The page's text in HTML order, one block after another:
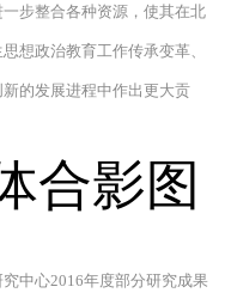
一步整合各种资源，使其在北
想政治教育工作传承变革、
新的发展进程中作出更大贡
合影图
中心2016年度部分研究成果